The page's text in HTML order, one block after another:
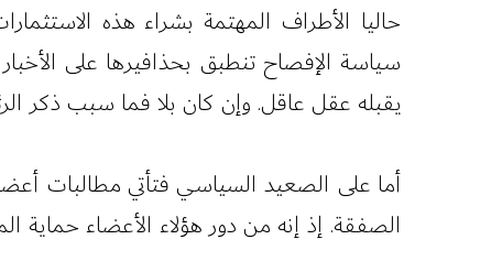
حاليا الأطراف المهتمة بشراء هذه
سياسة الإفصاح تنطبق بحذافيرها على
يقبله عقل عاقل. وإن كان بلا فما سبب ذكر
أما على الصعيد السياسي فتأتي مطالبات
الصفقة. إذ إنه من دور هؤلاء الأعضاء